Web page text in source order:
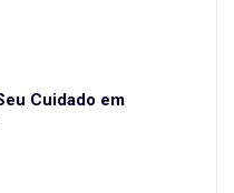
Cuidado em